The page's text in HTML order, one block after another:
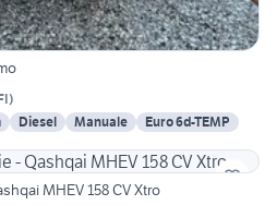
)
Diesel Manuale
Euro 6d-TEMP
MHEV 158 CV Xtro